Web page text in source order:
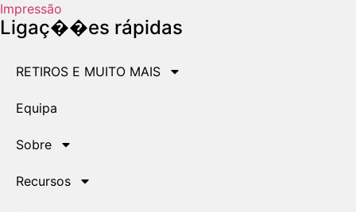
Impressão
Ligaç��es rápidas
RETIROS E MUITO MAIS
Equipa
Sobre
Recursos